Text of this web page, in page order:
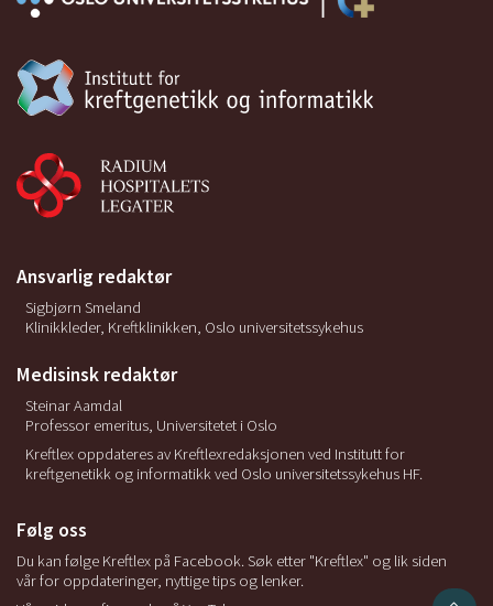
Ansvarlig redaktør
Sigbjørn Smeland
Klinikkleder, Kreftklinikken, Oslo universitetssykehus
Medisinsk redaktør
Steinar Aamdal
Professor emeritus, Universitetet i Oslo
Kreftlex oppdateres av Kreftlexredaksjonen ved Institutt for
kreftgenetikk og informatikk ved Oslo universitetssykehus HF.
Følg oss
Du kan følge Kreftlex på Facebook. Søk etter "Kreftlex" og lik siden
vår for oppdateringer, nyttige tips og lenker.